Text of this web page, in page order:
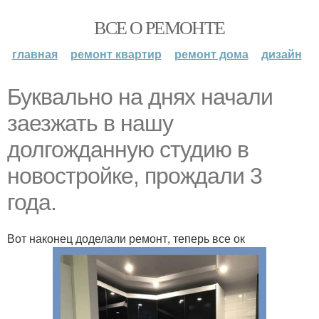
ВСЕ О РЕМОНТЕ
главная ремонт квартир ремонт дома дизайн
Буквально на днях начали
заезжать в нашу
долгожданную студию в
новостройке, прождали 3
года.
Вот наконец доделали ремонт, теперь все ок